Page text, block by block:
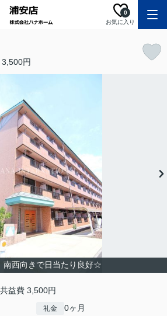
お気に入り
0
円
南西向きで日当たり良好☆
益費 3,500円
礼金 0ヶ月